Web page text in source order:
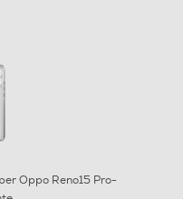
Oppo Reno15 Pro-